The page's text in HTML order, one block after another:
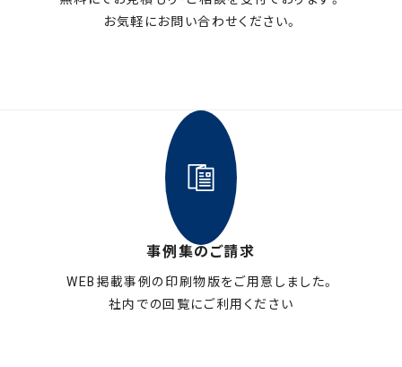
お気軽にお問い合わせください。
事例集のご請求
WEB掲載事例の印刷物版をご用意しました。
社内での回覧にご利用ください